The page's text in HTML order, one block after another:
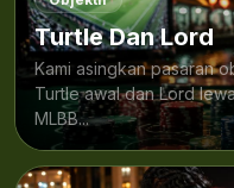
Turtle Dan Lord
Kami asingkan pasaran
Turtle awal dan Lord
MLBB...